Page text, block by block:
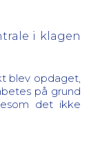
i klagen
blev opdaget,
på grund
det ikke